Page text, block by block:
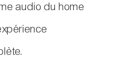
audio du home